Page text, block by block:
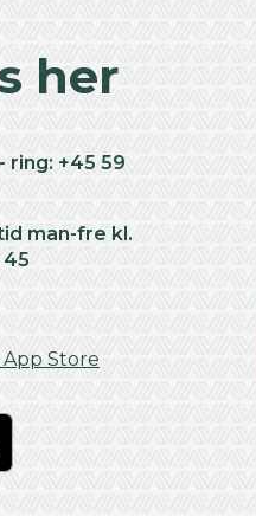
her
ring: +45 59
man-fre kl.
45